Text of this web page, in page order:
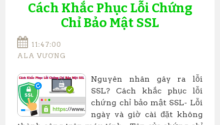
Cách Khắc Phục Lỗi Chứng
Chỉ Bảo Mật SSL
11:47:00
ALA VƯƠNG
​Nguyên nhân gây ra lỗi
SSL? Cách khắc phục lỗi
chứng chỉ bảo mật SSL​ - Lỗi
ngày và giờ cài đặt không